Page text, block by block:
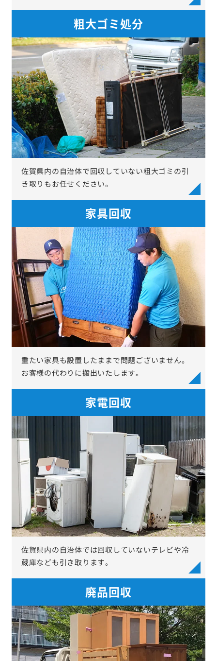
粗大ゴミ処分
佐賀県内の自治体で回収していない粗大ゴミの引
き取りもお任せください。
家具回収
重たい家具も設置したままで問題ございません。
お客様の代わりに搬出いたします。
家電回収
佐賀県内の自治体では回収していないテレビや冷
蔵庫なども引き取ります。
廃品回収